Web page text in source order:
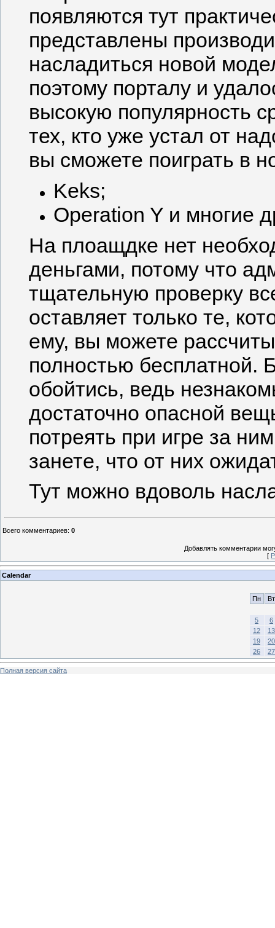
появляются тут
представлены
насладиться новой
поэтому порталу и
высокую популярность
тех, кто уже устал от
вы сможете поиграть в
Keks;
Operation Y и многие
На плоащдке нет
деньгами, потому что
тщательную проверку
оставляет только те,
ему, вы можете
полностью бесплатной.
обойтись, ведь
достаточно опасной
потреять при игре за
занете, что от них
Тут можно вдоволь
Всего комментариев: 0
Добавлять комментарии
[
Calendar
Пн Вт
5
6
12
13
19
20
26
27
Полная версия сайта